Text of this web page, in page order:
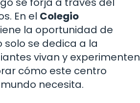
En el Colegio
la oportunidad de
se dedica a la
vivan y experimenten
cómo este centro
necesita.